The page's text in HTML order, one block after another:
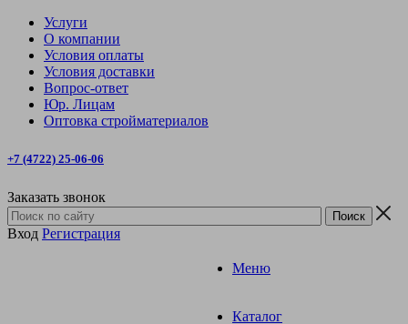
Услуги
О компании
Условия оплаты
Условия доставки
Вопрос-ответ
Юр. Лицам
Оптовка стройматериалов
+7 (4722) 25-06-06
Заказать звонок
Вход Регистрация
Меню
Каталог